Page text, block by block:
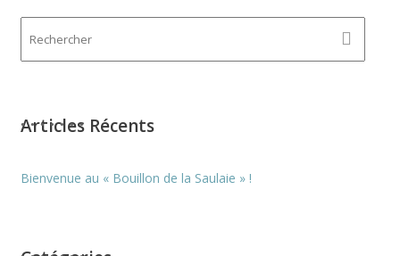
Articles Récents
Bienvenue au « Bouillon de la Saulaie » !